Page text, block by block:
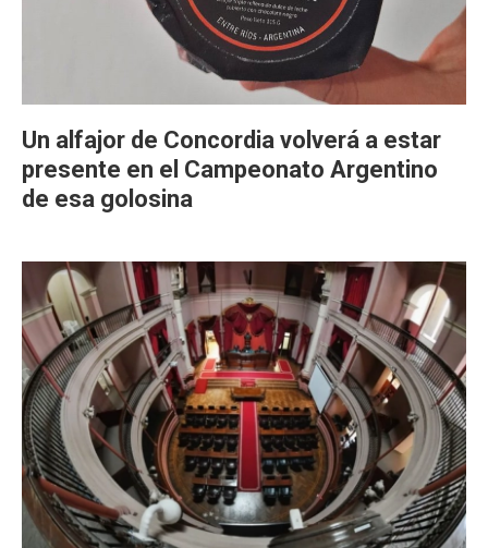
Un alfajor de Concordia volverá a estar
presente en el Campeonato Argentino
de esa golosina